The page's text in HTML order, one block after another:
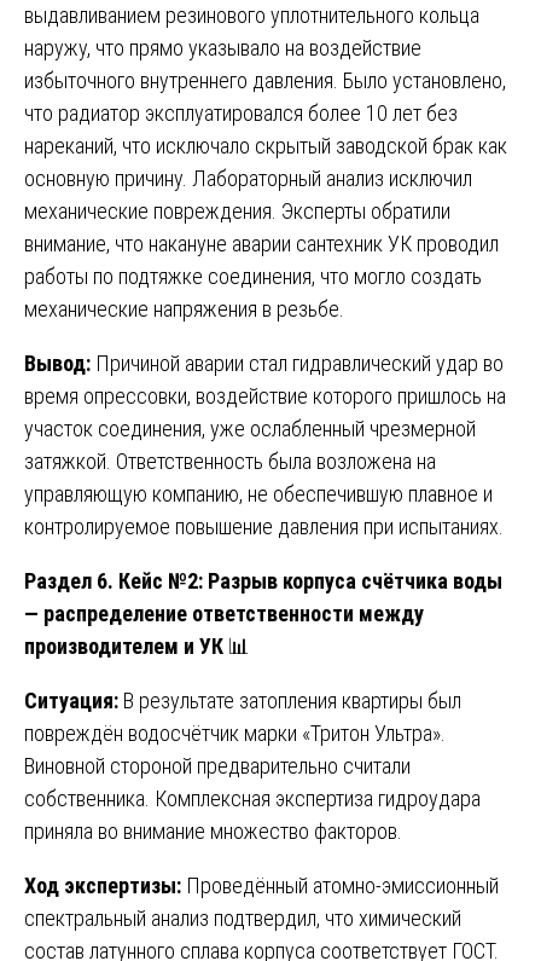
выдавливанием резинового уплотнительного кольца
наружу, что прямо указывало на воздействие
избыточного внутреннего давления. Было установлено,
что радиатор эксплуатировался более 10 лет без
нареканий, что исключало скрытый заводской брак как
основную причину. Лабораторный анализ исключил
механические повреждения. Эксперты обратили
внимание, что накануне аварии сантехник УК проводил
работы по подтяжке соединения, что могло создать
механические напряжения в резьбе.
Вывод: Причиной аварии стал гидравлический удар во
время опрессовки, воздействие которого пришлось на
участок соединения, уже ослабленный чрезмерной
затяжкой. Ответственность была возложена на
управляющую компанию, не обеспечившую плавное и
контролируемое повышение давления при испытаниях.
Раздел 6. Кейс №2: Разрыв корпуса счётчика воды
— распределение ответственности между
производителем и УК 📊
Ситуация: В результате затопления квартиры был
повреждён водосчётчик марки «Тритон Ультра».
Виновной стороной предварительно считали
собственника. Комплексная экспертиза гидроудара
приняла во внимание множество факторов.
Ход экспертизы: Проведённый атомно-эмиссионный
спектральный анализ подтвердил, что химический
состав латунного сплава корпуса соответствует ГОСТ.